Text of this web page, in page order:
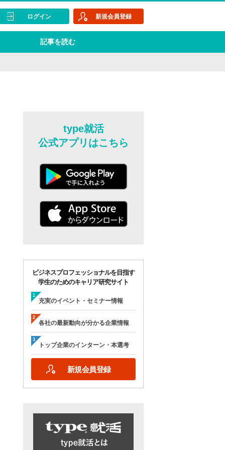
記事を読む
ログイン 新規会員登録
type就活
公式アプリはこちら
ビジネスプロフェッショナルを目指す
学生のためのキャリア研究サイト
充実のイベント・セミナー情報
各社の最新動向が分かる企業情報
トップ企業のインターン・本選考
新規会員登録